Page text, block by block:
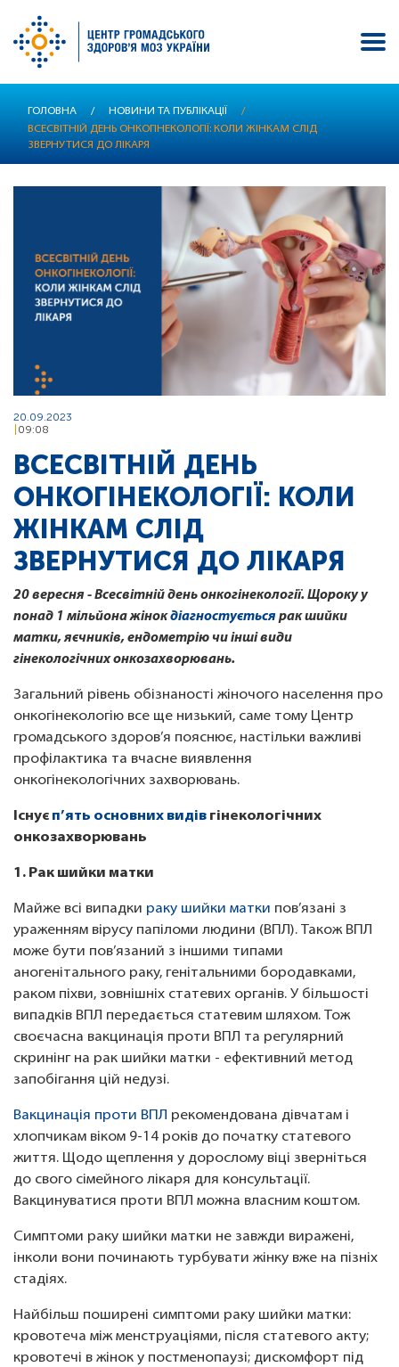
ГОЛОВНА / НОВИНИ ТА ПУБЛІКАЦІЇ
/
ВСЕСВІТНІЙ ДЕНЬ ОНКОГІНЕКОЛОГІЇ: КОЛИ ЖІНКАМ СЛІД
ЗВЕРНУТИСЯ ДО ЛІКАРЯ
20.09.2023
09:08
ВСЕСВІТНІЙ ДЕНЬ
ОНКОГІНЕКОЛОГІЇ: КОЛИ
ЖІНКАМ СЛІД
ЗВЕРНУТИСЯ ДО ЛІКАРЯ
20 вересня - Всесвітній день онкогінекології. Щороку у
понад 1 мільйона жінокдіагностуєтьсярак шийки
матки, яєчників, ендометрію чи інші види
гінекологічних онкозахворювань.
Загальний рівень обізнаності жіночого населення про
онкогінекологію все ще низький, саме тому Центр
громадського здоров’я пояснює, настільки важливі
профілактика та вчасне виявлення
онкогінекологічних захворювань.
Існує п’ять основних видів гінекологічних
онкозахворювань
1. Рак шийки матки
Майже всі випадки раку шийки матки пов’язані з
ураженням вірусу папіломи людини (ВПЛ). Також ВПЛ
може бути пов’язаний з іншими типами
аногенітального раку, генітальними бородавками,
раком піхви, зовнішніх статевих органів. У більшості
випадків ВПЛ передається статевим шляхом. Тож
своєчасна вакцинація проти ВПЛ та регулярний
скринінг на рак шийки матки - ефективний метод
запобігання цій недузі.
Вакцинація проти ВПЛ рекомендована дівчатам і
хлопчикам віком 9-14 років до початку статевого
життя. Щодо щеплення у дорослому віці зверніться
до свого сімейного лікаря для консультації.
Вакцинуватися проти ВПЛ можна власним коштом.
Симптоми раку шийки матки не завжди виражені,
інколи вони починають турбувати жінку вже на пізніх
стадіях.
Найбільш поширені симптоми раку шийки матки:
кровотеча між менструаціями, після статевого акту;
кровотечі в жінок у постменопаузі; дискомфорт під